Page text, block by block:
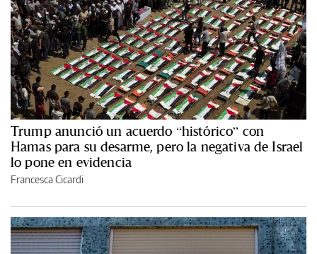
Trump anunció un acuerdo “histórico” con
Hamas para su desarme, pero la negativa de Israel
lo pone en evidencia
Francesca Cicardi